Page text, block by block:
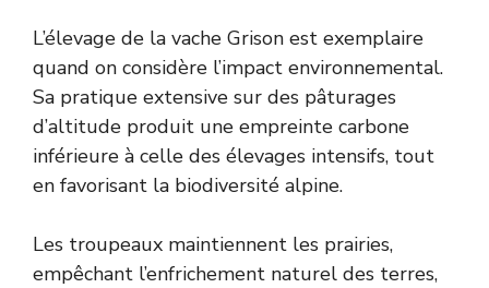
L’élevage de la vache Grison est exemplaire
quand on considère l’impact environnemental.
Sa pratique extensive sur des pâturages
d’altitude produit une empreinte carbone
inférieure à celle des élevages intensifs, tout
en favorisant la biodiversité alpine.
Les troupeaux maintiennent les prairies,
empêchant l’enfrichement naturel des terres,